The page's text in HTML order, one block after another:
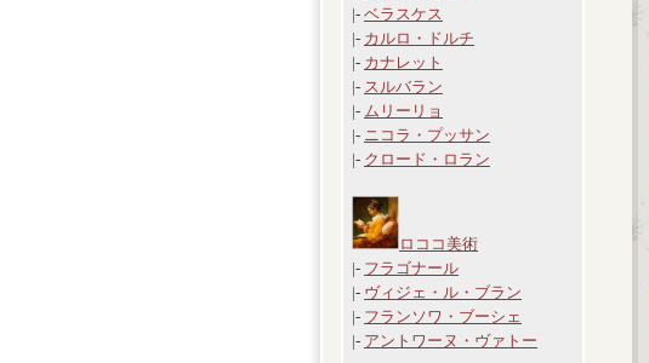
|- ベラスケス
|- カルロ・ドルチ
|- カナレット
|- スルバラン
|- ムリーリョ
|- ニコラ・プッサン
|- クロード・ロラン
ロココ美術
|- フラゴナール
|- ヴィジェ・ル・ブラン
|- フランソワ・ブーシェ
|- アントワーヌ・ヴァトー